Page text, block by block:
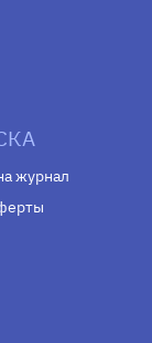
журнал